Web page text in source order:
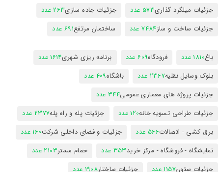
جزئیات میلگرد گذاری573 عدد جزئیات جاده سازی263 عدد
جزئیات ساخت و ساز7484 عدد ساختمان مرتفع691 عدد
باغ1810 عدد فرودگاه609 عدد برنامه ریزی شهری1614 عدد
بلوک وسایل نقلیه2367 عدد باشگاه409 عدد
جزئیات پروژه های معماری عمومی344 عدد
جزئیات طراحی تسویه خانه120 عدد جزئیات پله و راه پله2377 عدد
برق کشی - اتصالات566 عدد جزئیات و فضای داخلی شرکت160 عدد
نمایشگاه - فروشگاه - مرکز خرید353 عدد حمام مستر2103 عدد
جزئیات ستون1157 عدد جزئیات ساختار1908 عدد